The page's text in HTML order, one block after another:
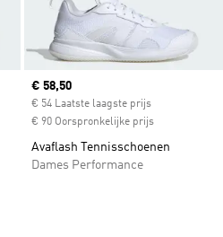
Current price
€ 58,50
€ 54 Laatste laagste prijs
€ 90 Oorspronkelijke prijs
Avaflash Tennisschoenen
Dames Performance